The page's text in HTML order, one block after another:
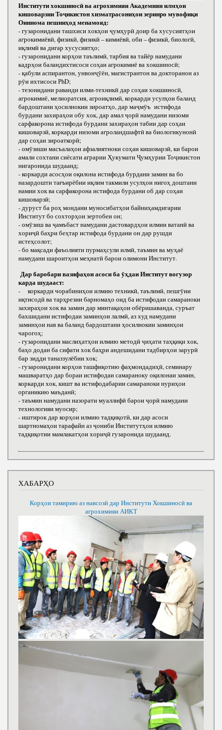
Институти хокшиносӣ ва агрохимияи Академияи илмҳои
кишоварзии Тоҷикистон хизматрасониҳои зеринро мувофиқи
Оиннома пешниҳод менамояд:
- гузаронидани ташхиси хокҳои ҷумҳурӣ доир ба хусусиятҳои
агрокимиёвӣ, физикӣ, физикӣ – кимиёвӣ, оби – физикӣ, биологӣ,
иқлимӣ ва дигар хусусиятҳо;
- гузаронидани корҳои таълимӣ, тарбия ва тайёр намудани
кадрҳои баландихтисоси соҳаи агрокимиё ва хокшиносӣ;
- қабули аспирантон, унвонҷӯён, магистрантон ва докторанон аз
рӯи ихтисоси РhD;
- тезонидани раванди илми-техникӣ дар соҳаи хокшиносӣ,
агрокимиё, мелиоратсия, агроиқлимӣ, коркарди усулҳои баланд
бардоштани ҳосилнокии зироатҳо, дар маҷмӯъ истифода
бурдани захираҳои обу хок, дар амал ҷорӣ намудани низоми
сарфакорона истифода бурдани захираҳои табии дар соҳаи
кишоварзӣ, коркарди низоми агроландшафтӣ ва биологикунонӣ
дар соҳаи зироаткорӣ;
- омӯзиши масъалаҳои афзалиятноки соҳаи кишоварзӣ, ки барои
амали сохтани сиёсати аграрии Ҳукумати Ҷумҳурии Тоҷикистон
нигаронида шудаанд;
- коркарди асосҳои оқилона истифода бурдани замин ва бо
назардошти тағъирёбии иқлим такмили усулҳои нигоҳ доштани
намии хок ва сарфакорона истифода бурдани об дар соҳаи
кишоварзӣ;
- дуруст ба роҳ мондани муносибатҳои байниҳамдигарии
Институт бо сохторҳои зертобеи он;
- омӯзиш ва ҷамъбаст намудани дастовардҳои илмии ватанӣ ва
хориҷӣ баҳри беҳтар истифода бурдани он дар рушди
истеҳсолот;
- бо мақсади фаъолияти пурмаҳсули илмӣ, таъмин ва муҳаё
намудани шароитҳои меҳнатӣ барои олимони Институт.
Дар баробари вазифаҳои асоси ба ӯҳдаи Институт вогузор
карда шудааст:
- коркарди чорабиниҳои илмию техникӣ, таълимӣ, пешгӯии
иқтисодӣ ва тарҳрезии барномаҳо оид ба истифодаи самараноки
захираҳои хок ва замин дар минтақаҳои обёришаванда, суръат
бахшидани истифодаи заминҳои лалмӣ, аз худ намудани
заминҳои нав ва баланд бардоштани ҳосилнокии заминҳои
чарогоҳ;
- гузаронидани маслиҳатҳои илмию методӣ ҷиҳати таҳқиқи хок,
баҳо додан ба сифати хок баҳри андешидани тадбирҳои зарурӣ
бар зидди таназзулёбии хок;
- гузаронидани корҳои ташфиқотию фаҳмондадиҳӣ, семинару
машваратҳо дар бораи истифодаи самараноку оқилонаи замин,
коркарди хок, кишт ва истифодабарии самараноки нуриҳои
органикию маъданӣ;
- таъмин намудани назорати муаллифӣ барои ҷорӣ намудани
технологияи муосир;
- иштирок дар корҳои илмию тадқиқотӣ, ки дар асоси
шартномаҳои тарафайн аз ҷониби Институтҳои илмию
тадқиқотии мамлакатҳои хориҷӣ гузаронида шудаанд.
ХАБАРҲО
Корҳои тамирию аз навсозӣ дар Институти Хокшиносӣ ва
агрохимияи АИКТ